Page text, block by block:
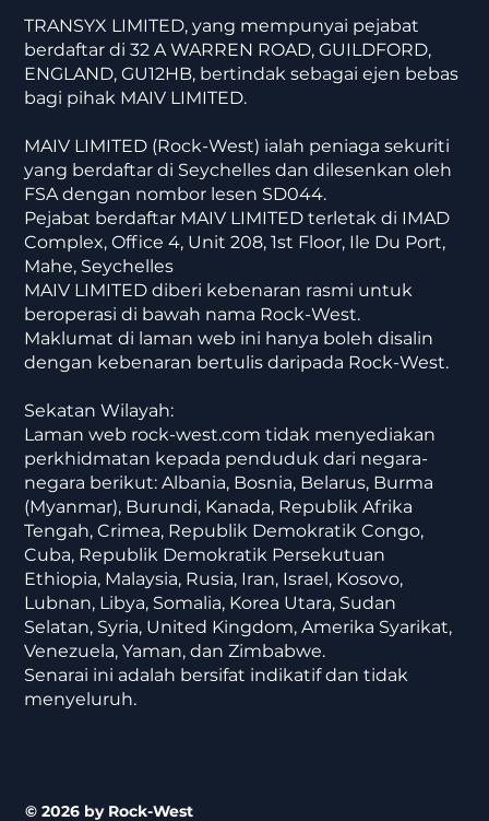
TRANSYX LIMITED, yang mempunyai pejabat
berdaftar di 32 A WARREN ROAD, GUILDFORD,
ENGLAND, GU12HB, bertindak sebagai ejen bebas
bagi pihak MAIV LIMITED.
MAIV LIMITED (Rock-West) ialah peniaga sekuriti
yang berdaftar di Seychelles dan dilesenkan oleh
FSA dengan nombor lesen SD044.
Pejabat berdaftar MAIV LIMITED terletak di IMAD
Complex, Office 4, Unit 208, 1st Floor, Ile Du Port,
Mahe, Seychelles
MAIV LIMITED diberi kebenaran rasmi untuk
beroperasi di bawah nama Rock-West.
Maklumat di laman web ini hanya boleh disalin
dengan kebenaran bertulis daripada Rock-West.
Sekatan Wilayah:
Laman web rock-west.com tidak menyediakan
perkhidmatan kepada penduduk dari negara-
negara berikut: Albania, Bosnia, Belarus, Burma
(Myanmar), Burundi, Kanada, Republik Afrika
Tengah, Crimea, Republik Demokratik Congo,
Cuba, Republik Demokratik Persekutuan
Ethiopia, Malaysia, Rusia, Iran, Israel, Kosovo,
Lubnan, Libya, Somalia, Korea Utara, Sudan
Selatan, Syria, United Kingdom, Amerika Syarikat,
Venezuela, Yaman, dan Zimbabwe.
Senarai ini adalah bersifat indikatif dan tidak
menyeluruh.
© 2026 by Rock-West